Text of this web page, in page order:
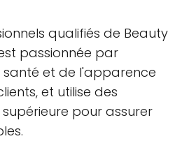
qualifiés de Beauty
passionnée par
et de l'apparence
et utilise des
pour assurer